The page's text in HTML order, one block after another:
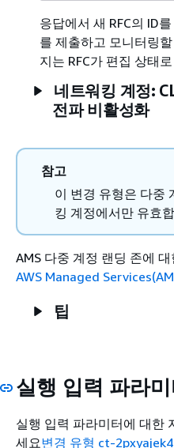
응답에서 새 RFC의 ID
를 제출하고 모니터링
지는 RFC가 편집 상태
네트워킹 계정:
전파 비활성화
참고
이 변경 유형은 다중
킹 계정에서만 유효
AMS 다중 계정 랜딩 존에
AWS Managed
팁
실행 입력 파라미
실행 입력 파라미터에 대한
세요변경 유형 ct-